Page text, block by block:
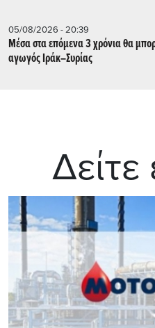
05/08/2026 - 20:39
Mέσα στα επόμενα 3 χρόνια θα
αγωγός Ιράκ–Συρίας
Δείτε